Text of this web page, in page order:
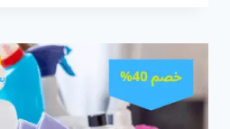
في
عجمان/0547557544